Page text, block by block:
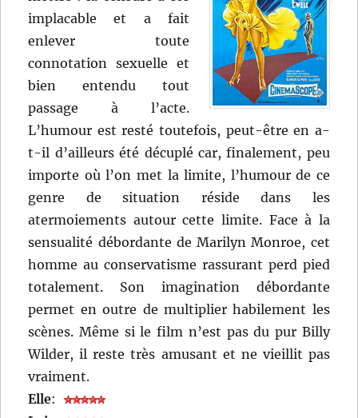
implacable et a fait
enlever toute
connotation sexuelle et
bien entendu tout
passage à l’acte.
L’humour est resté toutefois, peut-être en a-
t-il d’ailleurs été décuplé car, finalement, peu
importe où l’on met la limite, l’humour de ce
genre de situation réside dans les
atermoiements autour cette limite. Face à la
sensualité débordante de Marilyn Monroe, cet
homme au conservatisme rassurant perd pied
totalement. Son imagination débordante
permet en outre de multiplier habilement les
scènes. Même si le film n’est pas du pur Billy
Wilder, il reste très amusant et ne vieillit pas
vraiment.
Elle: